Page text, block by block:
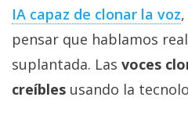
IA capaz de clonar la voz‎
pensar que hablamos
suplantada. Las voces
creíbles usando la